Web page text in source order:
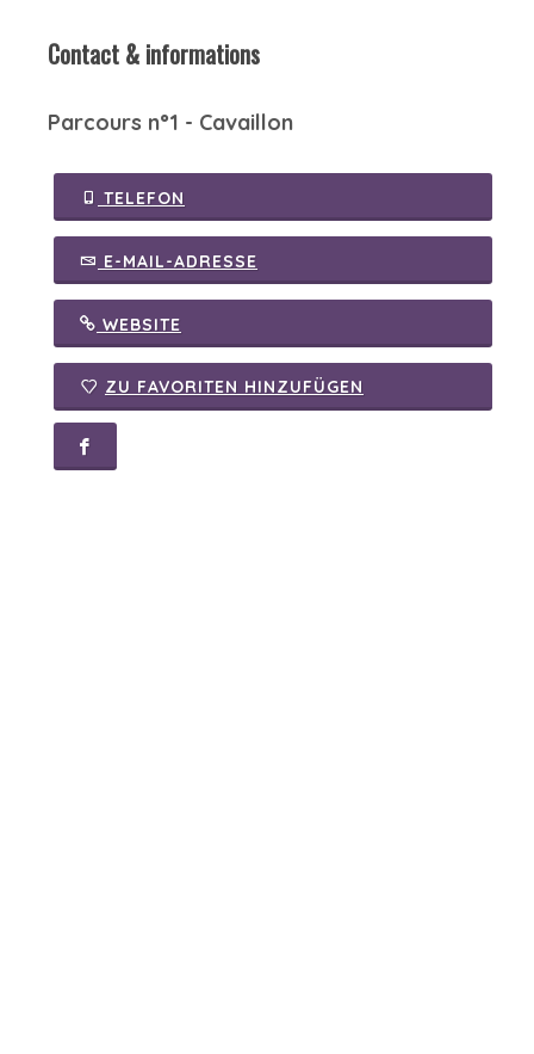
Contact & informations
Parcours n°1 - Cavaillon
TELEFON
E-MAIL-ADRESSE
WEBSITE
ZU FAVORITEN HINZUFÜGEN